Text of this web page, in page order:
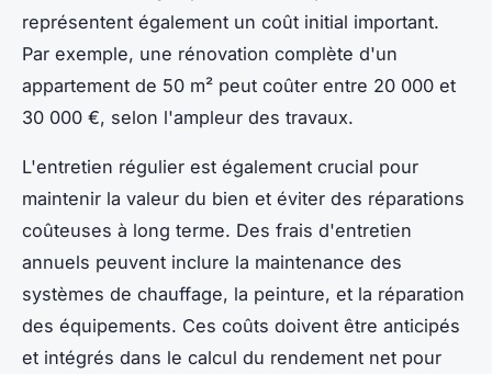
représentent également un coût initial important.
Par exemple, une rénovation complète d'un
appartement de 50 m² peut coûter entre 20 000 et
30 000 €, selon l'ampleur des travaux.
L'entretien régulier est également crucial pour
maintenir la valeur du bien et éviter des réparations
coûteuses à long terme. Des frais d'entretien
annuels peuvent inclure la maintenance des
systèmes de chauffage, la peinture, et la réparation
des équipements. Ces coûts doivent être anticipés
et intégrés dans le calcul du rendement net pour